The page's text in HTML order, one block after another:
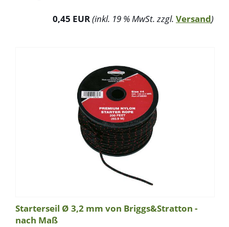
0,45 EUR(inkl. 19 % MwSt. zzgl. Versand)
Starterseil Ø 3,2 mm von Briggs&Stratton -
nach Maß